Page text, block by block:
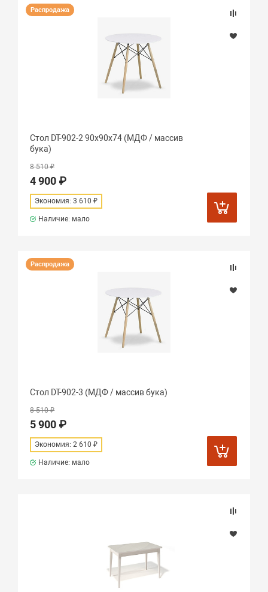
Распродажа
Стол DT-902-2 90х90х74 (МДФ / массив
бука)
8 510 ₽
4 900 ₽
Экономия: 3 610 ₽
Наличие: мало
Распродажа
Стол DT-902-3 (МДФ / массив бука)
8 510 ₽
5 900 ₽
Экономия: 2 610 ₽
Наличие: мало